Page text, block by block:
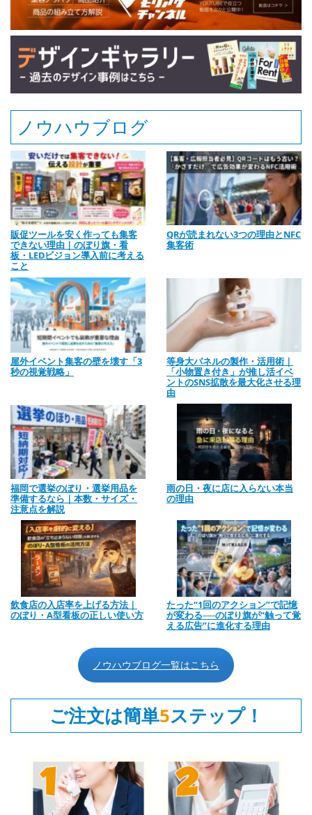
ノウハウブログ
販促ツールを安く作っても集客
できない理由｜のぼり旗・看
板・LEDビジョン導入前に考える
こと
QRが読まれない3つの理由とNFC
集客術
屋外イベント集客の壁を壊す「3
秒の視覚戦略」
等身大パネルの製作・活用術｜
「小物置き付き」が推し活イベ
ントのSNS拡散を最大化させる理
由
福岡で選挙のぼり・選挙用品を
準備するなら｜本数・サイズ・
注意点を解説
雨の日・夜に店に入らない本当
の理由
飲食店の入店率を上げる方法｜
のぼり・A型看板の正しい使い方
たった“1回のアクション”で記憶
が変わる──のぼり旗が“触って覚
える広告”に進化する理由
ノウハウブログ一覧はこちら
ご注文は簡単5ステップ！